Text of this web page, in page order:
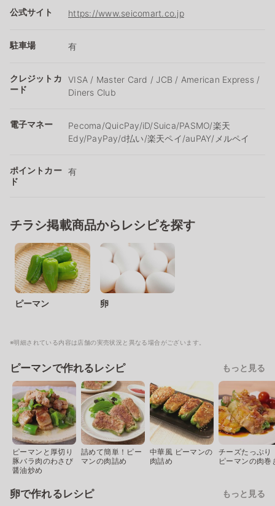
公式サイト https://www.seicomart.co.jp
駐車場 有
クレジットカ
ード
VISA / Master Card / JCB / American Express /
Diners Club
電子マネー
Pecoma/QuicPay/iD/Suica/PASMO/楽天
Edy/PayPay/d払い/楽天ペイ/auPAY/メルペイ
ポイントカー
ド
有
チラシ掲載商品からレシピを探す
ピーマン 卵
※明細されている内容は店舗の実売状況と異なる場合がございます。
ピーマンで作れるレシピ もっと見る
ピーマンと厚切り
豚バラ肉のわさび
醤油炒め
詰めて簡単！ピー
マンの肉詰め
中華風 ピーマンの
肉詰め
チーズたっぷり
ピーマンの肉巻
卵で作れるレシピ もっと見る